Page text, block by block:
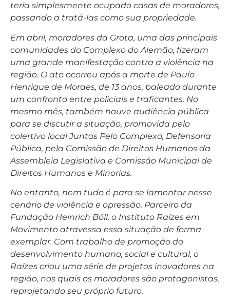
teria simplesmente ocupado casas de moradores,
passando a tratá-las como sua propriedade.
Em abril, moradores da Grota, uma das principais
comunidades do Complexo do Alemão, fizeram
uma grande manifestação contra a violência na
região. O ato ocorreu após a morte de Paulo
Henrique de Moraes, de 13 anos, baleado durante
um confronto entre policiais e traficantes. No
mesmo mês, também houve audiência pública
para se discutir a situação, promovida pelo
colertivo local Juntos Pelo Complexo, Defensoria
Pública, pela Comissão de Direitos Humanos da
Assembleia Legislativa e Comissão Municipal de
Direitos Humanos e Minorias.
No entanto, nem tudo é para se lamentar nesse
cenário de violência e opressão. Parceiro da
Fundação Heinrich Böll, o Instituto Raízes em
Movimento atravessa essa situação de forma
exemplar. Com trabalho de promoção do
desenvolvimento humano, social e cultural, o
Raízes criou uma série de projetos inovadores na
região, nos quais os moradores são protagonistas,
reprojetando seu próprio futuro.